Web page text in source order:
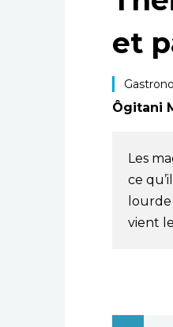
et
Ôgitani
Les
ce
vient